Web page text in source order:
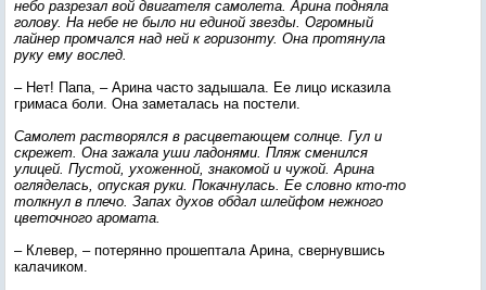
небо разрезал вой двигателя самолета. Арина подняла
голову. На небе не было ни единой звезды. Огромный
лайнер промчался над ней к горизонту. Она протянула
руку ему вослед.
– Нет! Папа, – Арина часто задышала. Ее лицо исказила
гримаса боли. Она заметалась на постели.
Самолет растворялся в расцветающем солнце. Гул и
скрежет. Она зажала уши ладонями. Пляж сменился
улицей. Пустой, ухоженной, знакомой и чужой. Арина
огляделась, опуская руки. Покачнулась. Ее словно кто-то
толкнул в плечо. Запах духов обдал шлейфом нежного
цветочного аромата.
– Клевер, – потерянно прошептала Арина, свернувшись
калачиком.